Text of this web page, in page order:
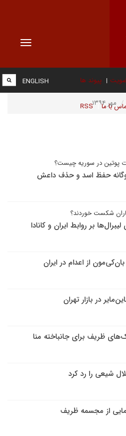
Toggle
پیوند ها
با ما RSS
ENGLISH
مهر ۱۳۹۴
پوتین در سوریه چیست؟
حفظ اسد و حذف داعش
شکست خوردند؟
لیبرال‌ها بر روابط ایران و کانادا
بان‌کی‌مون از اعدام در ایران
در بازار تهران
ظریف برای جانباخته منا
شیعی را رد کرد
از مجسمه ظریف